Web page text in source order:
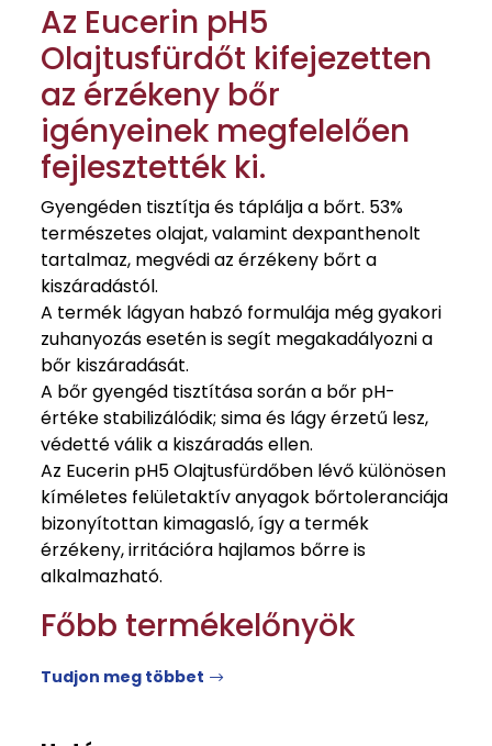
Az Eucerin pH5
Olajtusfürdőt kifejezetten
az érzékeny bőr
igényeinek megfelelően
fejlesztették ki.
Gyengéden tisztítja és táplálja a bőrt. 53%
természetes olajat, valamint dexpanthenolt
tartalmaz, megvédi az érzékeny bőrt a
kiszáradástól.
A termék lágyan habzó formulája még gyakori
zuhanyozás esetén is segít megakadályozni a
bőr kiszáradását.
A bőr gyengéd tisztítása során a bőr pH-
értéke stabilizálódik; sima és lágy érzetű lesz,
védetté válik a kiszáradás ellen.
Az Eucerin pH5 Olajtusfürdőben lévő különösen
kíméletes felületaktív anyagok bőrtoleranciája
bizonyítottan kimagasló, így a termék
érzékeny, irritációra hajlamos bőrre is
alkalmazható.
Főbb termékelőnyök
Tudjon meg többet